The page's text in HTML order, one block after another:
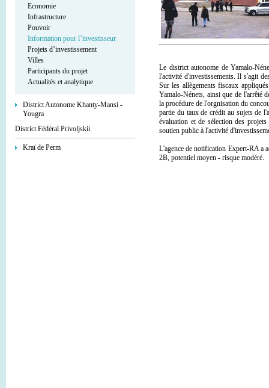
Economie
Infrastructure
Pouvoir
Information pour l’investisseur
Projets d’investissement
Villes
Participants du projet
Actualités et analytique
District Autonome Khanty-Mansi -
Yougra
District Fédéral Privoljskii
Kraï de Perm
Le district autonome de Yamalo-
l'activité d'investissements. Il s'agit
Sur les allègements fiscaux
Yamalo-Nénets, ainsi que de l'arrêté
la procédure de l'orgnisation du
partie du taux de crédit au sujets de
évaluation et de sélection des
soutien public à l'activité
L'agence de notification Expert-RA a
2B, potentiel moyen - risque modéré.